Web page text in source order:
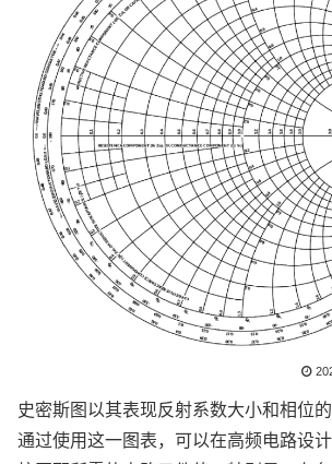
史密斯图以其表现反射系数大小和相位
通过使用这一图表，可以在高频电路设